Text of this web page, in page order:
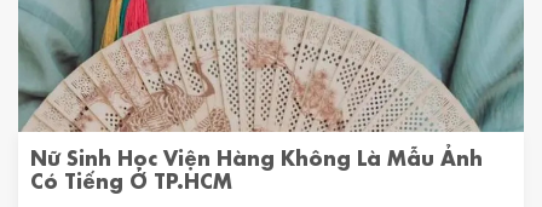
Nữ Sinh Học Viện Hàng Không Là Mẫu Ảnh
Có Tiếng Ở TP.HCM